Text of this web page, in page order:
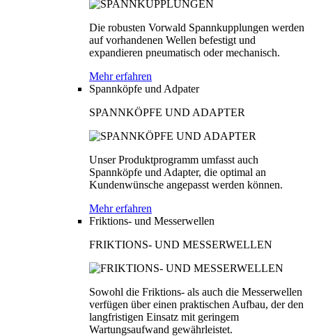
Die robusten Vorwald Spannkupplungen werden
auf vorhandenen Wellen befestigt und
expandieren pneumatisch oder mechanisch.
Mehr erfahren
Spannköpfe und Adpater
SPANNKÖPFE UND ADAPTER
Unser Produktprogramm umfasst auch
Spannköpfe und Adapter, die optimal an
Kundenwünsche angepasst werden können.
Mehr erfahren
Friktions- und Messerwellen
FRIKTIONS- UND MESSERWELLEN
Sowohl die Friktions- als auch die Messerwellen
verfügen über einen praktischen Aufbau, der den
langfristigen Einsatz mit geringem
Wartungsaufwand gewährleistet.